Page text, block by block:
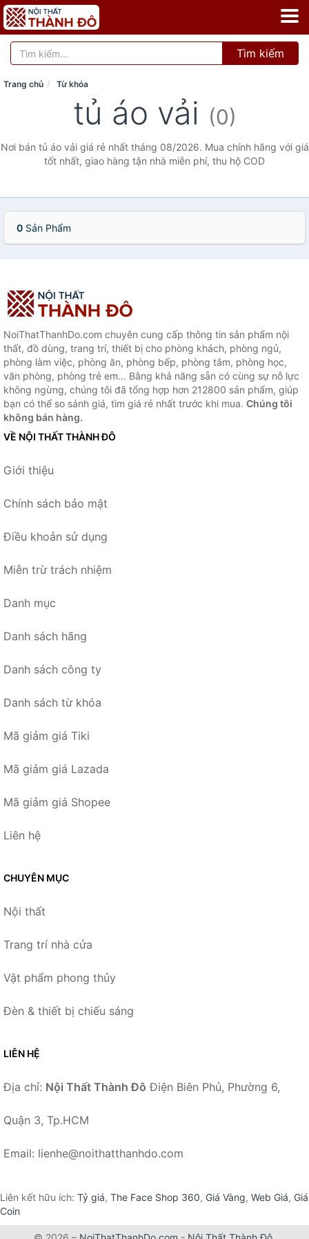
Tìm kiếm
Trang chủ Từ khóa
tủ áo vải (0)
Nơi bán tủ áo vải giá rẻ nhất tháng 08/2026. Mua chính hãng với giá
tốt nhất, giao hàng tận nhà miễn phí, thu hộ COD
0 Sản Phẩm
NoiThatThanhDo.com chuyên cung cấp thông tin sản phẩm nội
thất, đồ dùng, trang trí, thiết bị cho phòng khách, phòng ngủ,
phòng làm việc, phòng ăn, phòng bếp, phòng tắm, phòng học,
văn phòng, phòng trẻ em... Bằng khả năng sẵn có cùng sự nỗ lực
không ngừng, chúng tôi đã tổng hợp hơn 212800 sản phẩm, giúp
bạn có thể so sánh giá, tìm giá rẻ nhất trước khi mua. Chúng tôi
không bán hàng.
VỀ NỘI THẤT THÀNH ĐÔ
Giới thiệu
Chính sách bảo mật
Điều khoản sử dụng
Miễn trừ trách nhiệm
Danh mục
Danh sách hãng
Danh sách công ty
Danh sách từ khóa
Mã giảm giá Tiki
Mã giảm giá Lazada
Mã giảm giá Shopee
Liên hệ
CHUYÊN MỤC
Nội thất
Trang trí nhà cửa
Vật phẩm phong thủy
Đèn & thiết bị chiếu sáng
LIÊN HỆ
Địa chỉ: Nội Thất Thành Đô Điện Biên Phủ, Phường 6,
Quận 3, Tp.HCM
Email: lienhe@noithatthanhdo.com
Liên kết hữu ích: Tỷ giá, The Face Shop 360, Giá Vàng, Web Giá, Giá
Coin